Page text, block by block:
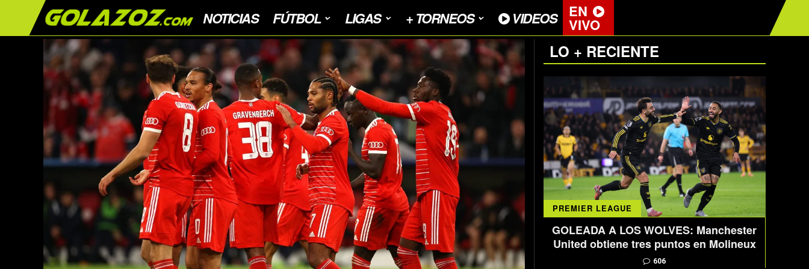
NOTICIAS FÚTBOL LIGAS + TORNEOS VIDEOS EN
VIVO
LO + RECIENTE
PREMIER LEAGUE
GOLEADA A LOS WOLVES: Manchester
United obtiene tres puntos en Molineux
606